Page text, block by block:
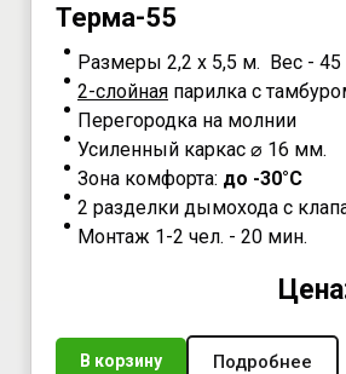
Teрма-55
Размеры 2,2 х 5,5 м. Вес - 45
2-слойная парилка с
Перегородка на молнии
Усиленный каркас ⌀ 16 мм.
Зона комфорта: до -30°С
2 разделки дымохода с
Монтаж 1-2 чел. - 20 мин.
В корзину Подробнее